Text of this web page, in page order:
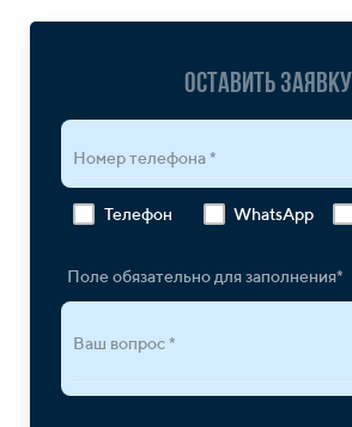
Оставить заявку
Номер телефона *
Телефон WhatsApp
Поле обязательно для заполнения*
Ваш вопрос *